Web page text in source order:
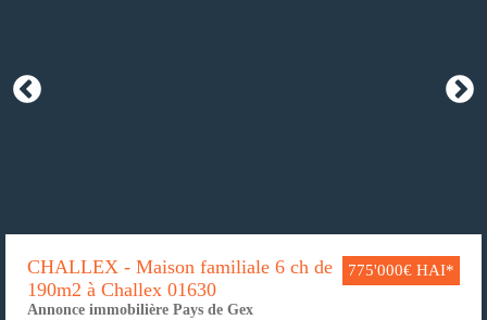
775'000€ HAI*
CHALLEX - Maison familiale 6 ch de
190m2 à Challex 01630
Annonce immobilière Pays de Gex